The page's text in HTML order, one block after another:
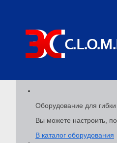
Оборудование для
Вы можете настроить,
В каталог оборудования